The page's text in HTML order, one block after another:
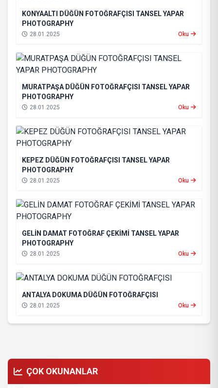
KONYAALTI DÜĞÜN FOTOĞRAFÇISI TANSEL YAPAR
PHOTOGRAPHY
28.01.2025 Oku
MURATPAŞA DÜĞÜN FOTOĞRAFÇISI TANSEL YAPAR
PHOTOGRAPHY
28.01.2025 Oku
KEPEZ DÜĞÜN FOTOĞRAFÇISI TANSEL YAPAR
PHOTOGRAPHY
28.01.2025 Oku
GELİN DAMAT FOTOĞRAF ÇEKİMİ TANSEL YAPAR
PHOTOGRAPHY
28.01.2025 Oku
ANTALYA DOKUMA DÜĞÜN FOTOĞRAFÇISI
28.01.2025 Oku
ÇOK OKUNANLAR